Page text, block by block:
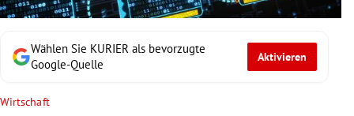
Untermenü
Untermenü
Wählen Sie KURIER als bevorzugte
Google-Quelle
Aktivieren
Wirtschaft